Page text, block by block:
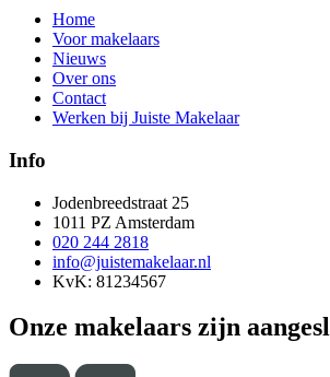
Home
Voor makelaars
Nieuws
Over ons
Contact
Werken bij Juiste Makelaar
Info
Jodenbreedstraat 25
1011 PZ Amsterdam
020 244 2818
info@juistemakelaar.nl
KvK: 81234567
Onze makelaars zijn